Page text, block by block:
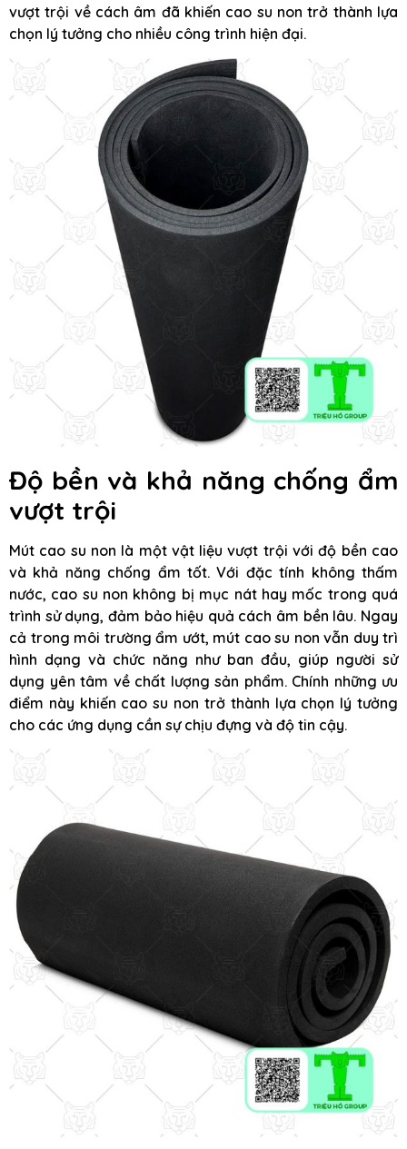
vượt trội về cách âm đã khiến cao su non trở thành lựa
chọn lý tưởng cho nhiều công trình hiện đại.
Độ bền và khả năng chống ẩm
vượt trội
Mút cao su non là một vật liệu vượt trội với độ bền cao
và khả năng chống ẩm tốt. Với đặc tính không thấm
nước, cao su non không bị mục nát hay mốc trong quá
trình sử dụng, đảm bảo hiệu quả cách âm bền lâu. Ngay
cả trong môi trường ẩm ướt, mút cao su non vẫn duy trì
hình dạng và chức năng như ban đầu, giúp người sử
dụng yên tâm về chất lượng sản phẩm. Chính những ưu
điểm này khiến cao su non trở thành lựa chọn lý tưởng
cho các ứng dụng cần sự chịu đựng và độ tin cậy.